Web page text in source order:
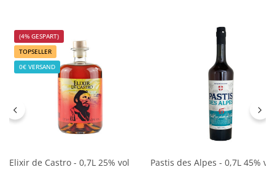
(4% GESPART)
TOPSELLER
0€ VERSAND
Elixir de Castro - 0,7L 25% vol Pastis des Alpes - 0,7L 45% vol